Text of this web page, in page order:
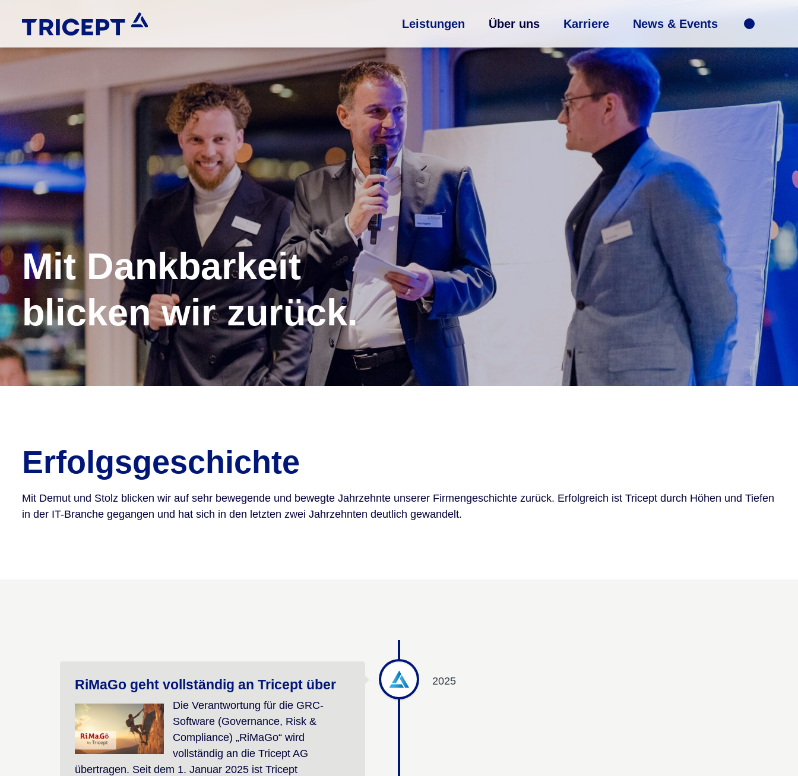
Leistungen Über uns Karriere News & Events
Mit Dankbarkeit
blicken wir zurück.
Erfolgsgeschichte
Mit Demut und Stolz blicken wir auf sehr bewegende und bewegte Jahrzehnte unserer Firmengeschichte zurück. Erfolgreich ist Tricept durch Höhen und Tiefen
in der IT-Branche gegangen und hat sich in den letzten zwei Jahrzehnten deutlich gewandelt.
RiMaGo geht vollständig an Tricept über
Die Verantwortung für die GRC-
Software (Governance, Risk &
Compliance) „RiMaGo“ wird
vollständig an die Tricept AG
übertragen. Seit dem 1. Januar 2025 ist Tricept
2025